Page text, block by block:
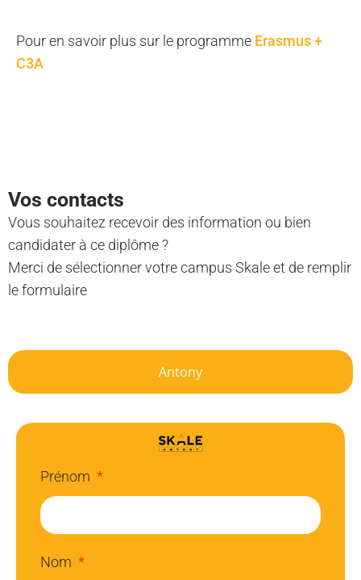
Pour en savoir plus sur le programme Erasmus +
C3A
Vos contacts
Vous souhaitez recevoir des information ou bien
candidater à ce diplôme ?
Merci de sélectionner votre campus Skale et de remplir
le formulaire
Antony
Prénom
Nom